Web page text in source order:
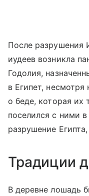
После разрушения
иудеев возникла
Годолия,
в Египет,
о беде, которая их
поселился с ними в
разрушение
Традиции
В деревне лошадь